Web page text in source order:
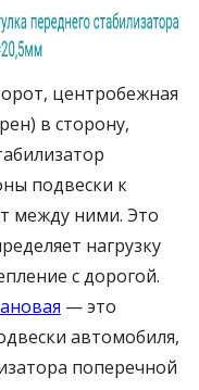
центробежная
в сторону,
подвески к
между ними. Это
нагрузку
с дорогой.
— это
автомобиля,
поперечной